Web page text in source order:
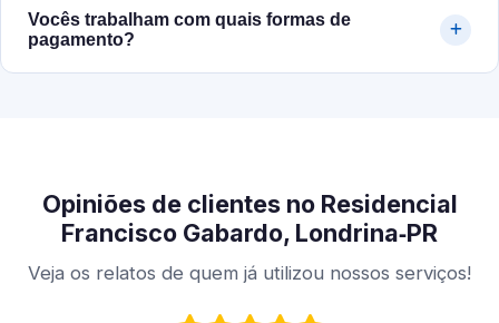
Vocês trabalham com quais formas de
pagamento?
Opiniões de clientes no Residencial
Francisco Gabardo, Londrina‑PR
Veja os relatos de quem já utilizou nossos serviços!